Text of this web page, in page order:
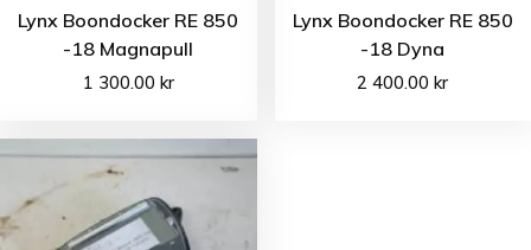
Lynx Boondocker RE 850
-18 Magnapull
1 300.00 kr
Lynx Boondocker RE 850
-18 Dyna
2 400.00kr